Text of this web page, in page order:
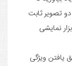
تصویر ثابت
نمایشی
یافتن ویژگی